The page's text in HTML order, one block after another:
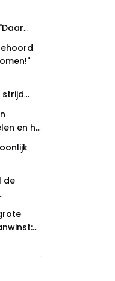
strijd
en hij
de